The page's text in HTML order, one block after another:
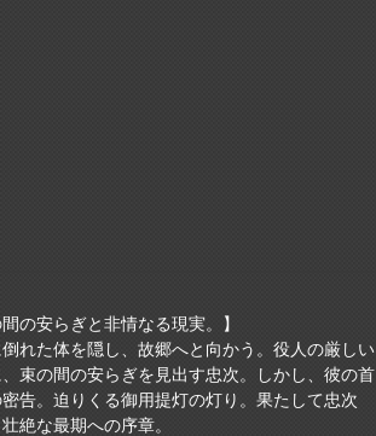
の安らぎと非情なる現実。】
れた体を隠し、故郷へと向かう。役人の厳しい
束の間の安らぎを見出す忠次。しかし、彼の首
告。迫りくる御用提灯の灯り。果たして忠次
絶な最期への序章。